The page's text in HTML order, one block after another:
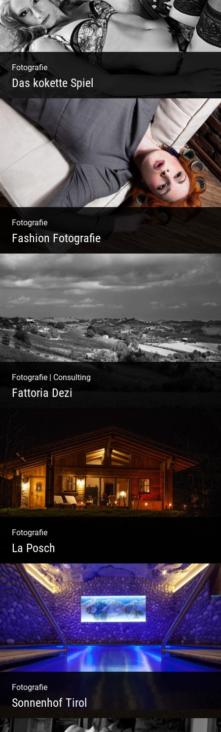
Fotografie
Das kokette Spiel
Sinnlich inszeniert, spielerische Poesie
Fotografie
Fashion Fotografie
Mode|Menschen|Magazin
Fotografie Consulting
Fattoria Dezi
Übersetzung & Medien | Fotografie &
Texting | Feine Weine
Fotografie
La Posch
Kuschelige Chalets | Traumhaftes Tirol |
Luxuriöse Auszeit | Alpiner Lifestyle
Fotografie
Sonnenhof Tirol